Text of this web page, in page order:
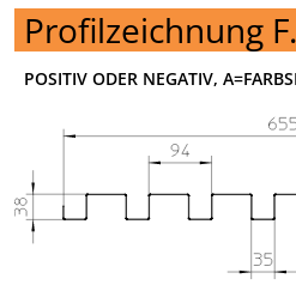
Profilzeichnung
POSITIV ODER NEGATIV,